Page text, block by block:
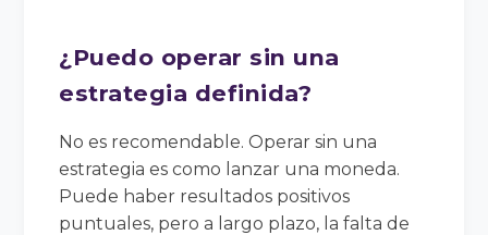
¿Puedo operar sin una
estrategia definida?
No es recomendable. Operar sin una
estrategia es como lanzar una moneda.
Puede haber resultados positivos
puntuales, pero a largo plazo, la falta de